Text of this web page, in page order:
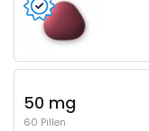
50 mg
60 Pillen